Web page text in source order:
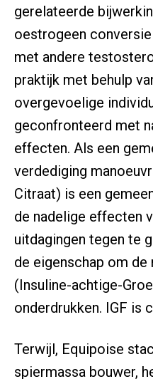
gerelateerde
oestrogeen
met andere
praktijk met behulp
overgevoelige
geconfronteerd met
effecten. Als een
verdediging
Citraat) is een
de nadelige effecten
uitdagingen tegen te
de eigenschap om de
(Insuline-achtige-
onderdrukken. IGF is
Terwijl, Equipoise
spiermassa bouwer,